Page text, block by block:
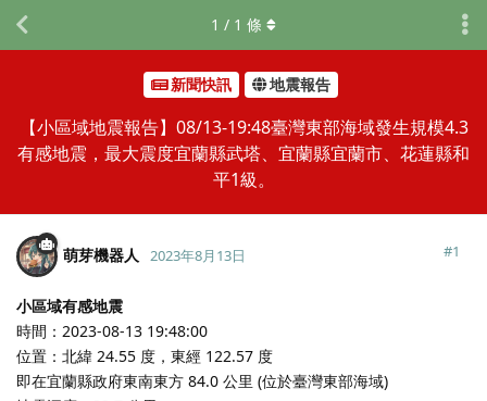
新聞快訊 地震報告
【小區域地震報告】08/13-19:48臺灣東部海域發生規模4.3
有感地震，最大震度宜蘭縣武塔、宜蘭縣宜蘭市、花蓮縣和
平1級。
1 / 1 條
萌芽機器人 2023年8月13日 #1
小區域有感地震
時間：2023-08-13 19:48:00
位置：北緯 24.55 度，東經 122.57 度
即在宜蘭縣政府東南東方 84.0 公里 (位於臺灣東部海域)